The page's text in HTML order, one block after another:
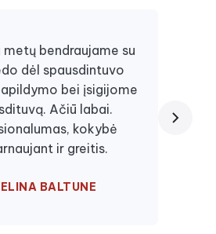
metų bendraujame su
dėl spausdintuvo
bei įsigijome
Ačiū labai.
kokybė
ir greitis.
BALTUNE